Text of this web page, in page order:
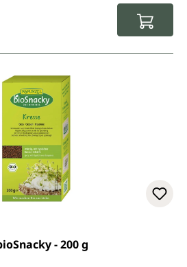
von 5 von 5 Sternen
- 200 g